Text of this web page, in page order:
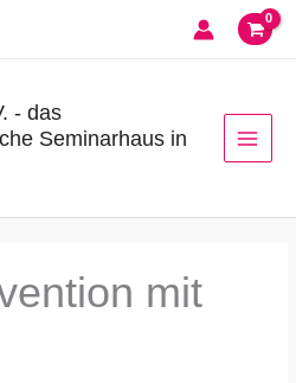
- das
Seminarhaus in
mit